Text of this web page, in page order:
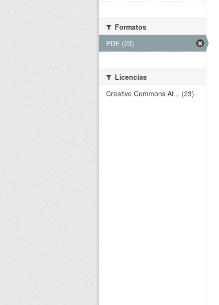
Formatos
PDF (23)
Licencias
Creative Commons At... (23)